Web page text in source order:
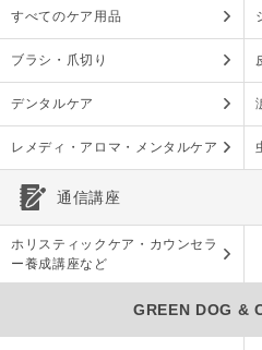
すべてのケア用品
ブラシ・爪切り
デンタルケア
レメディ・アロマ・メンタルケア
通信講座
ホリスティックケア・カウンセラ
ー養成講座など
GREEN DOG &